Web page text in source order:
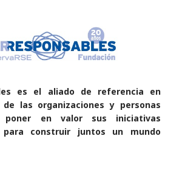
es el aliado de referencia en
de las organizaciones y personas
poner en valor sus iniciativas
para construir juntos un mundo